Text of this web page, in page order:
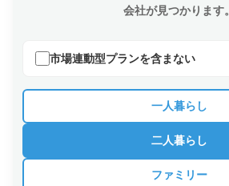
会社が見つかります。
市場連動型プランを含まない
一人暮らし
二人暮らし
ファミリー